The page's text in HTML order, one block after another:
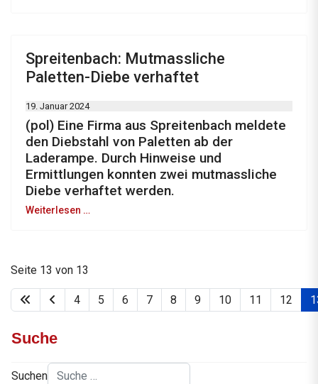
Spreitenbach: Mutmassliche
Paletten-Diebe verhaftet
19. Januar 2024
(pol) Eine Firma aus Spreitenbach meldete
den Diebstahl von Paletten ab der
Laderampe. Durch Hinweise und
Ermittlungen konnten zwei mutmassliche
Diebe verhaftet werden.
Weiterlesen …
Seite 13 von 13
4 5 6 7 8 9 10 11 12
Suche
Suchen